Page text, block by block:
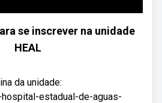
se inscrever na unidade
HEAL
da unidade:
estadual-de-aguas-